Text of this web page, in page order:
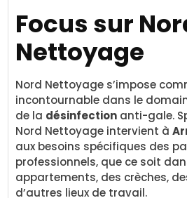
Focus sur
Nettoyage
Nord Nettoyage s’impose
incontournable dans le
de la désinfection anti-gale.
Nord Nettoyage intervient à
aux besoins spécifiques des
professionnels, que ce soit
appartements, des crèches,
d’autres lieux de travail.